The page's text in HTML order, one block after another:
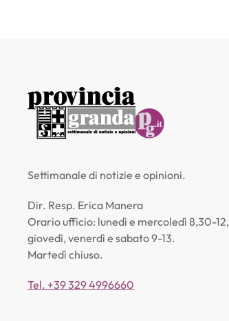
Settimanale di notizie e opinioni.
Dir. Resp. Erica Manera
Orario ufficio: lunedì e mercoledì 8,30-12,
giovedì, venerdì e sabato 9-13.
Martedì chiuso.
Tel. +39 329 4996660